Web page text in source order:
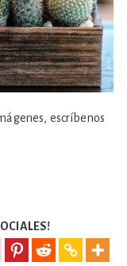
escríbenos